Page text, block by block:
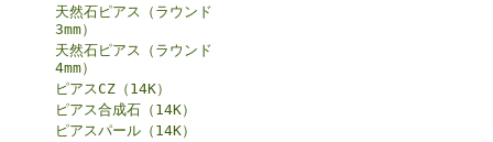
天然石ピアス（ラウンド
3mm）
天然石ピアス（ラウンド
4mm）
ピアスCZ（14K）
ピアス合成石（14K）
ピアスパール（14K）